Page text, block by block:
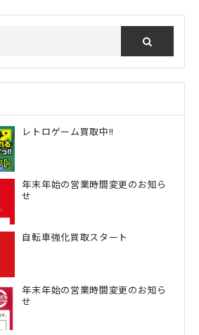
レトロゲーム買取中!!
年末年始の営業時間変更のお知ら
せ
自転車強化買取スタート
年末年始の営業時間変更のお知ら
せ